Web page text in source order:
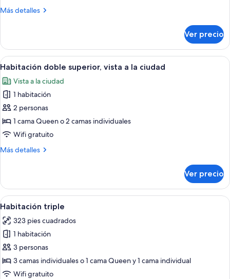
(Avenida)
Más detalles
Más
superior,
Terraza
(Avenida)
Ver precio
Abrir
todas
las
fotos
de
Habitación
doble
vista
ciudad
Habitación de hotel con una cama
7
Habitación doble superior, vista a la ciudad
Vista a la ciudad
1 habitación
2 personas
1 cama Queen o 2 camas individuales
Wifi gratuito
Más detalles
Más
doble
superior,
vista
la
ciudad
Ver precio
Abrir
todas
las
fotos
de
Habitación
triple
Habitación de hotel con dos camas,
6
Habitación triple
323 pies cuadrados
1 habitación
3 personas
3 camas individuales o 1 cama Queen y 1 cama individual
Wifi gratuito